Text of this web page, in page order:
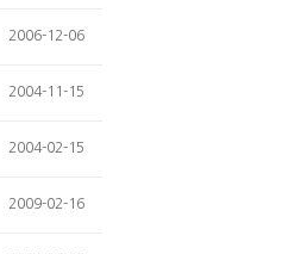
2006-12-06
2004-11-15
2004-02-15
2009-02-16